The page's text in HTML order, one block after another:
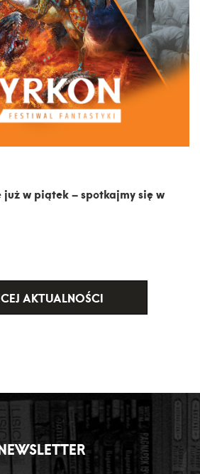
już w piątek – spotkajmy się w
AKTUALNOŚCI